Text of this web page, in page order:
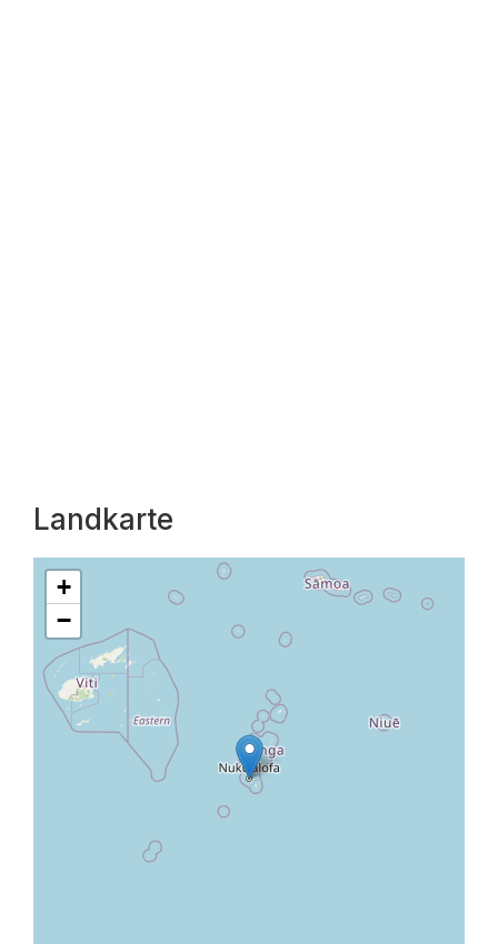
Landkarte
+
−